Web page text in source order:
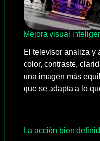
Mejora visual
El televisor analiza y
color, contraste,
una imagen más
que se adapta a lo
La acción bien